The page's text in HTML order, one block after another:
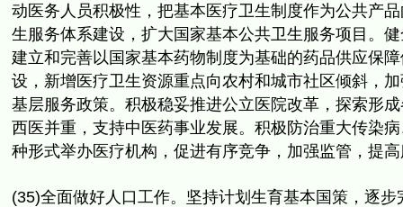
动医务人员积极性， 把基本医疗卫生制度作为公共产
生服务体系建设， 扩大国家基本公共卫生服务项目。
建立和完善以国家基本药物制度为基础的药品供应保
设， 新增医疗卫生资源重点向农村和城市社区倾斜，
基层服务政策。 积极稳妥推进公立医院改革， 探索形
西医并重，支持中医药事业发展。积极防治重大传染病
种形式举办医疗机构，促进有序竞争，加强监管， 提
(35)全面做好人口工作。坚持计划生育基本国策， 逐步